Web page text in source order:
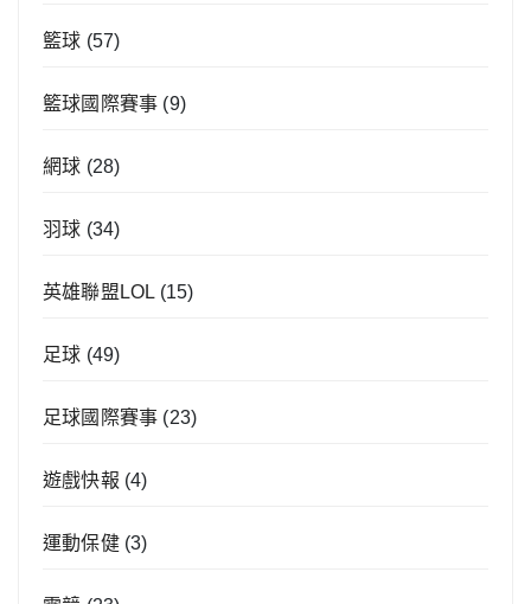
籃球 (57)
籃球國際賽事 (9)
網球 (28)
羽球 (34)
英雄聯盟LOL (15)
足球 (49)
足球國際賽事 (23)
遊戲快報 (4)
運動保健(3)